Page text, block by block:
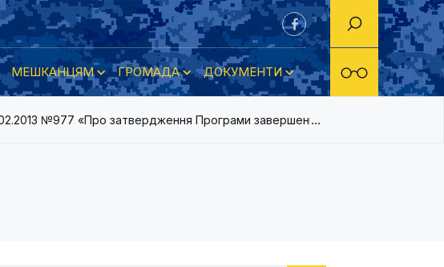
МЕШКАНЦЯМ ГРОМАДА ДОКУМЕНТИ
№977 «Про затвердження Програми завершення робіт з розробки